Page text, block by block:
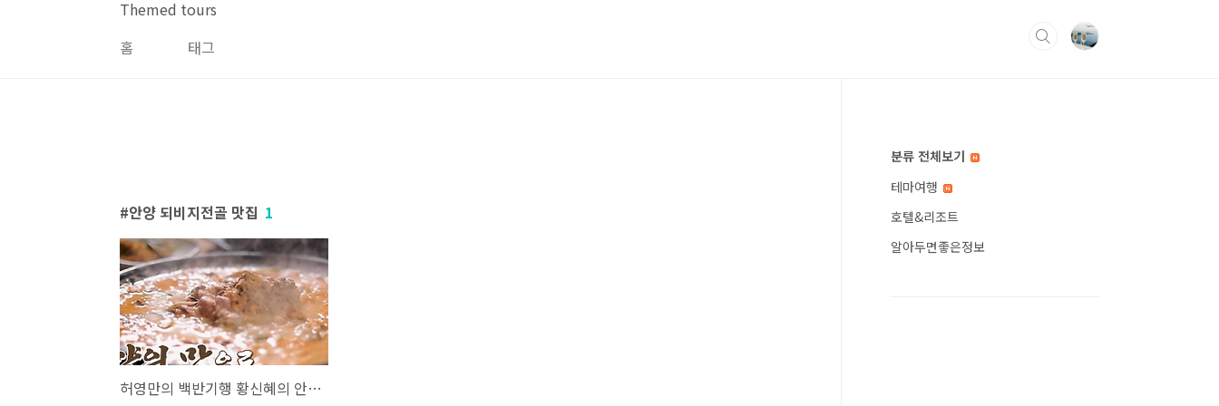
Themed tours
홈
태그
안양 되비지전골 맛집 1
허영만의 백반기행 황신혜의 안양 밥상 되비지전골 맛집 위치 및 방문팁
분류 전체보기
테마여행
호텔&리조트
알아두면좋은정보